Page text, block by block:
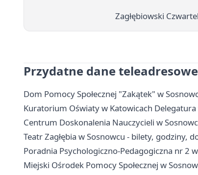
Zagłębiowski
Przydatne dane teleadresowe
Dom Pomocy Społecznej "Zakątek" w
Kuratorium Oświaty w Katowicach
Centrum Doskonalenia Nauczycieli w
Teatr Zagłębia w Sosnowcu - bilety, godziny,
Poradnia Psychologiczno-Pedagogiczna nr 2
Miejski Ośrodek Pomocy Społecznej w